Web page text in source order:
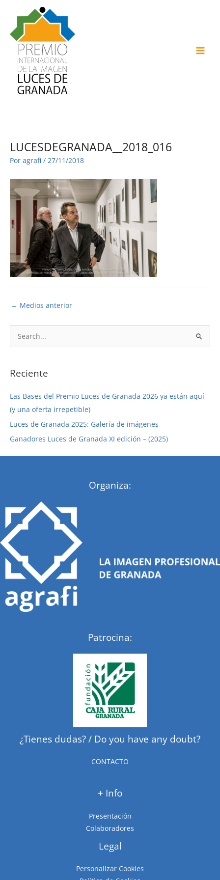
contenido
LUCESDEGRANADA__2018_016
Por agrafi / 27/11/2018
← Medios anterior
u
c
r
p
o
r
Reciente
Las Bases del Premio Luces de Granada 2026 ya están aquí
(y una oferta irrepetible)
Luces de Granada 2025: Galería de imágenes
Ganadores Luces de Granada XI edición – (2025)
Organiza:
Patrocina:
¿Tienes dudas? / Do you have any doubt?
CONTACTO
+ Info
Presentación
Colaboradores
Legal
Personalizar Cookies